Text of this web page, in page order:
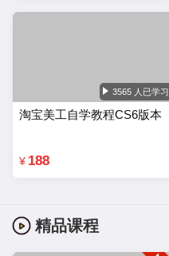
3565 人已学习
淘宝美工自学教程CS6版本
¥ 188
精品课程